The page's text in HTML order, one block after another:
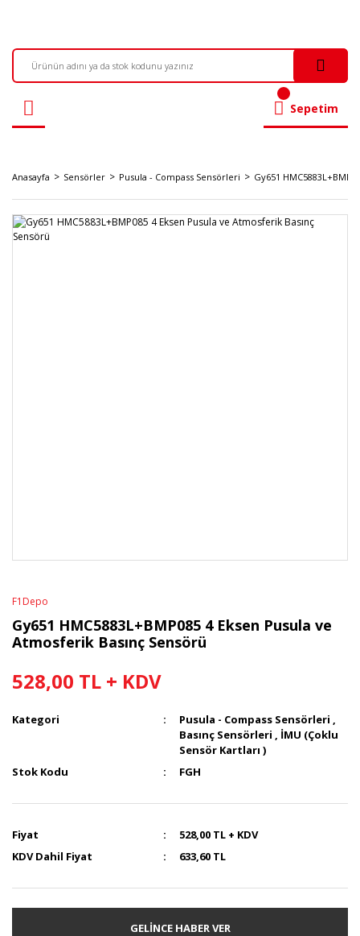
Sepetim
Anasayfa Sensörler Pusula - Compass Sensörleri Gy651
F1Depo
Gy651 HMC5883L+BMP085 4 Eksen Pusula ve
Atmosferik Basınç Sensörü
528,00 TL + KDV
Kategori Pusula - Compass Sensörleri ,
Basınç Sensörleri , İMU (Çoklu
Sensör Kartları )
Stok Kodu
FGH
Fiyat
528,00 TL + KDV
KDV Dahil Fiyat
633,60 TL
GELİNCE HABER VER